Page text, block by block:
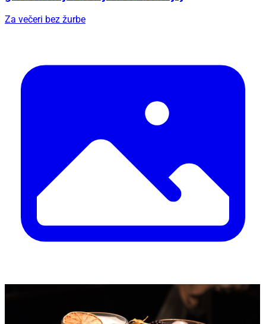
Za večeri bez žurbe